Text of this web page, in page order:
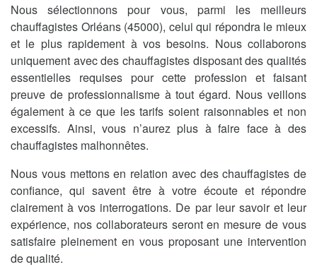
Nous sélectionnons pour vous, parmi les meilleurs
chauffagistes Orléans (45000), celui qui répondra le mieux
et le plus rapidement à vos besoins. Nous collaborons
uniquement avec des chauffagistes disposant des qualités
essentielles requises pour cette profession et faisant
preuve de professionnalisme à tout égard. Nous veillons
également à ce que les tarifs soient raisonnables et non
excessifs. Ainsi, vous n’aurez plus à faire face à des
chauffagistes malhonnêtes.
Nous vous mettons en relation avec des chauffagistes de
confiance, qui savent être à votre écoute et répondre
clairement à vos interrogations. De par leur savoir et leur
expérience, nos collaborateurs seront en mesure de vous
satisfaire pleinement en vous proposant une intervention
de qualité.